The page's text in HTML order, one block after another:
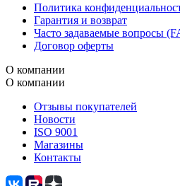
Политика
Гарантия и возврат
Часто задаваемые вопросы
Договор оферты
О компании
О компании
Отзывы покупателей
Новости
ISO 9001
Магазины
Контакты